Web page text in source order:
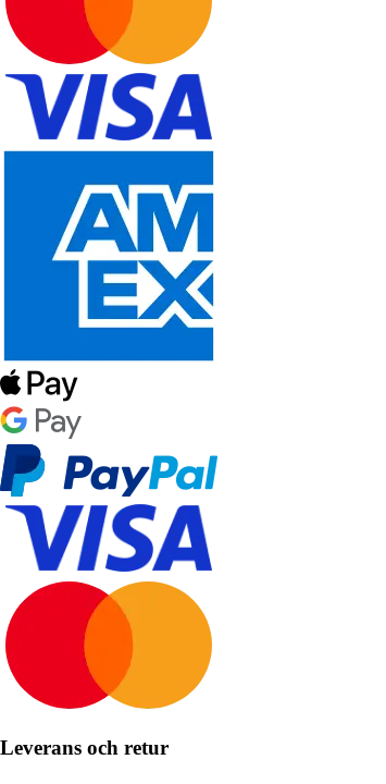
Leverans och retur